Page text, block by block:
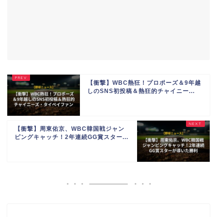
【衝撃】WBC熱狂！プロポーズ＆9年越
しのSNS初投稿＆熱狂的チャイニー...
【衝撃】周東佑京、WBC韓国戦ジャン
ピングキャッチ！2年連続GG賞スター...